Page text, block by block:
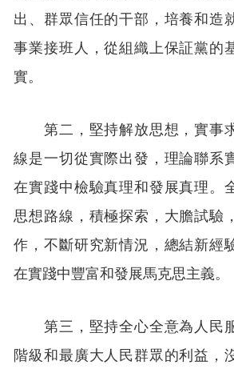
出、群眾信任的干部，培養和造
事業接班人，從組織上保証黨的
實。
第二，堅持解放思想，實事
線是一切從實際出發，理論聯系
在實踐中檢驗真理和發展真理。
思想路線，積極探索，大膽試驗
作，不斷研究新情況，總結新經
在實踐中豐富和發展馬克思主義。
第三，堅持全心全意為人民
階級和最廣大人民群眾的利益，